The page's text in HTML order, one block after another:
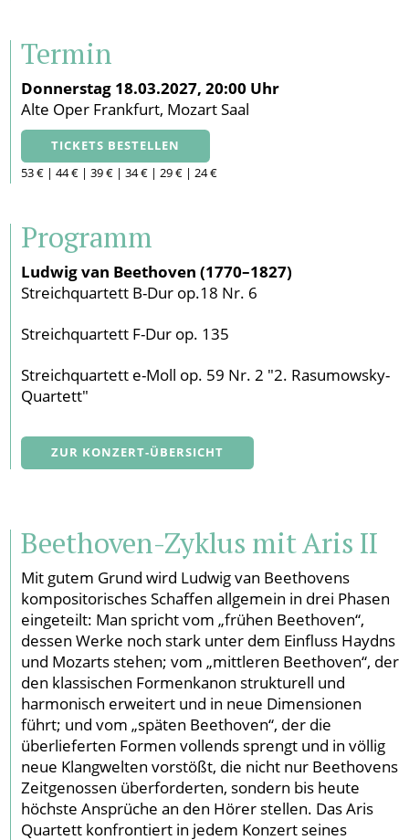
Beethoven-Zyklus mit Aris II
Mit gutem Grund wird Ludwig van Beethovens
kompositorisches Schaffen allgemein in drei Phasen
eingeteilt: Man spricht vom „frühen Beethoven“,
dessen Werke noch stark unter dem Einfluss Haydns
und Mozarts stehen; vom „mittleren Beethoven“, der
den klassischen Formenkanon strukturell und
harmonisch erweitert und in neue Dimensionen
führt; und vom „späten Beethoven“, der die
überlieferten Formen vollends sprengt und in völlig
neue Klangwelten vorstößt, die nicht nur Beethovens
Zeitgenossen überforderten, sondern bis heute
höchste Ansprüche an den Hörer stellen. Das Aris
Quartett konfrontiert in jedem Konzert seines
Termin
Donnerstag 18.03.2027, 20:00 Uhr
Alte Oper Frankfurt, Mozart Saal
TICKETS BESTELLEN
53 € | 44 € | 39 € | 34 € | 29 € | 24 €
Programm
Ludwig van Beethoven (1770–1827)
Streichquartett B-Dur op.18 Nr. 6
Streichquartett F-Dur op. 135
Streichquartett e-Moll op. 59 Nr. 2 "2. Rasumowsky-
Quartett"
ZUR KONZERT-ÜBERSICHT